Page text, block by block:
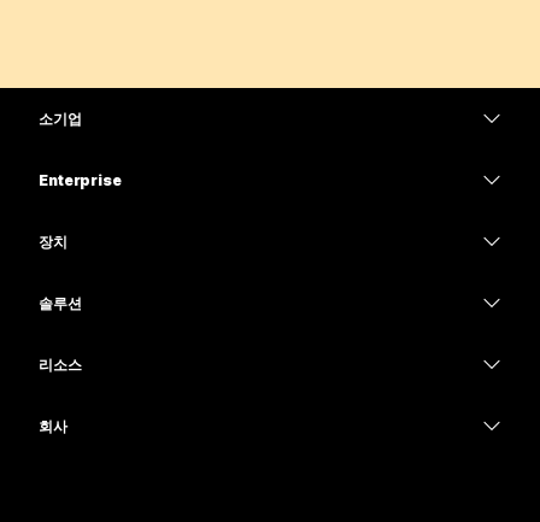
소기업
Enterprise
장치
솔루션
리소스
회사